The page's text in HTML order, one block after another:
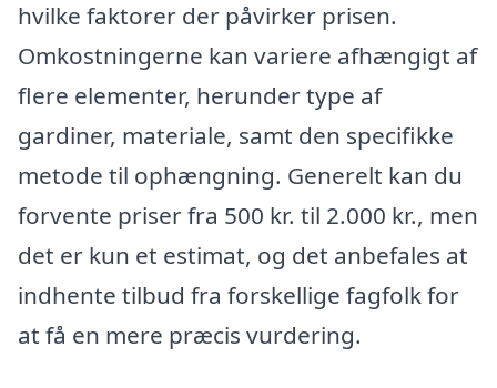
hvilke faktorer der påvirker prisen.
Omkostningerne kan variere afhængigt af
flere elementer, herunder type af
gardiner, materiale, samt den specifikke
metode til ophængning. Generelt kan du
forvente priser fra 500 kr. til 2.000 kr., men
det er kun et estimat, og det anbefales at
indhente tilbud fra forskellige fagfolk for
at få en mere præcis vurdering.